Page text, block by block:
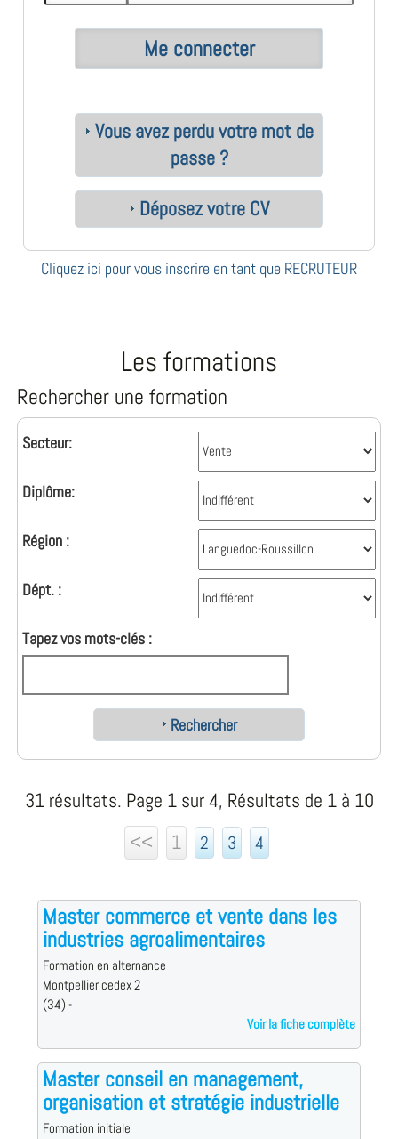
Vous avez perdu votre mot de
passe ?
Déposez votre CV
Cliquez ici pour vous inscrire en tant que RECRUTEUR
Les formations
Rechercher une formation
Secteur:
Diplôme:
Région :
Dépt. :
Tapez vos mots-clés :
Rechercher
31 résultats. Page 1 sur 4, Résultats de 1 à 10
<<
1 2 3 4
Master commerce et vente dans les
industries agroalimentaires
Formation en alternance
Montpellier cedex 2
(34) -
Voir la fiche complète
Master conseil en management,
organisation et stratégie industrielle
Formation initiale